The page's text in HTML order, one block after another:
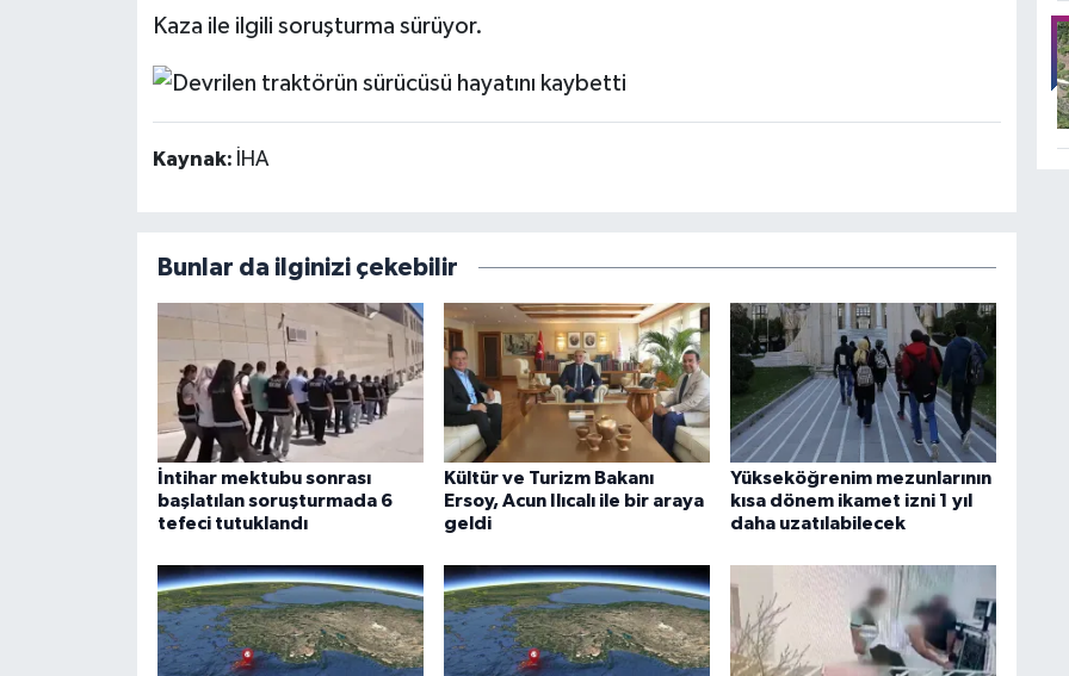
Kaza ile ilgili soruşturma sürüyor.
Kaynak: İHA
Bunlar da ilginizi çekebilir
İntihar mektubu sonrası
başlatılan soruşturmada 6
tefeci tutuklandı
Kültür ve Turizm Bakanı
Ersoy, Acun Ilıcalı ile bir araya
geldi
Yükseköğrenim mezunlarının
kısa dönem ikamet izni 1 yıl
daha uzatılabilecek